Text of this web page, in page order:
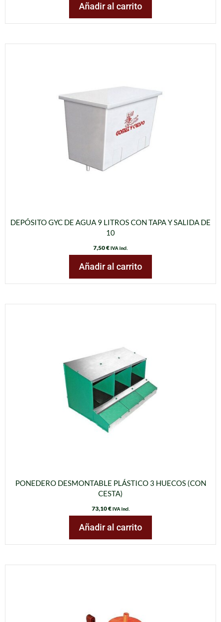
Añadir al carrito
DEPÓSITO GYC DE AGUA 9 LITROS CON TAPA Y SALIDA DE
10
7,50€ IVA incl.
Añadir al carrito
PONEDERO DESMONTABLE PLÁSTICO 3 HUECOS (CON
CESTA)
73,10€ IVA incl.
Añadir al carrito